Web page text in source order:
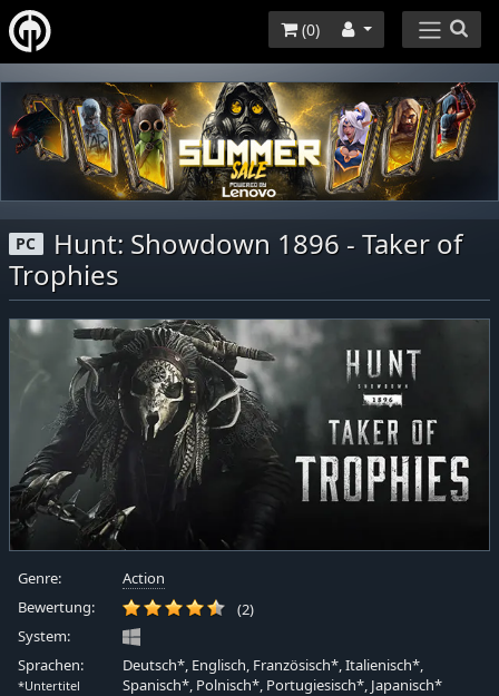
(0)
PC
Hunt: Showdown 1896 - Taker of
Trophies
Genre:
Action
Bewertung:
(2)
System:
Sprachen:
*Untertitel
Deutsch*, Englisch, Französisch*, Italienisch*,
Spanisch*, Polnisch*, Portugiesisch*, Japanisch*